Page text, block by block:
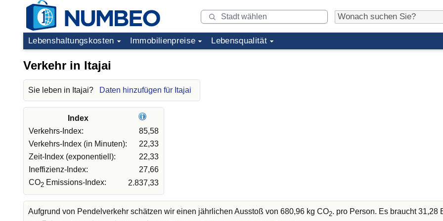
Lebenshaltungskosten Immobilienpreise Lebensqualität
Verkehr in Itajai
Sie leben in Itajai? Daten hinzufügen für Itajai
Index
Verkehrs-Index:
85,58
Verkehrs-Index (in Minuten):
22,33
Zeit-Index (exponentiell):
22,33
Ineffizienz-Index:
27,66
CO2 Emissions-Index: 2.837,33
Aufgrund von Pendelverkehr schätzen wir einen jährlichen Ausstoß von 680,96 kg CO2. pro Person. Es braucht 31,28